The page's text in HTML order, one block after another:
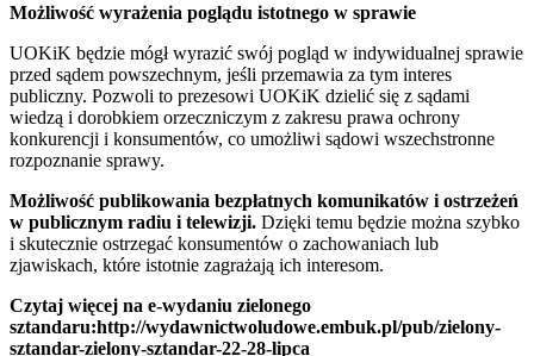
Możliwość wyrażenia poglądu istotnego w sprawie
UOKiK będzie mógł wyrazić swój pogląd w indywidualnej sprawie
przed sądem powszechnym, jeśli przemawia za tym interes
publiczny. Pozwoli to prezesowi UOKiK dzielić się z sądami
wiedzą i dorobkiem orzeczniczym z zakresu prawa ochrony
konkurencji i konsumentów, co umożliwi sądowi wszechstronne
rozpoznanie sprawy.
Możliwość publikowania bezpłatnych komunikatów i ostrzeżeń
w publicznym radiu i telewizji. Dzięki temu będzie można szybko
i skutecznie ostrzegać konsumentów o zachowaniach lub
zjawiskach, które istotnie zagrażają ich interesom.
Czytaj więcej na e-wydaniu zielonego
sztandaru:http://wydawnictwoludowe.embuk.pl/pub/zielony-
sztandar-zielony-sztandar-22-28-lipca